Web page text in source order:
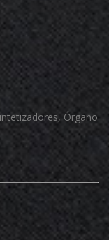
Órgano